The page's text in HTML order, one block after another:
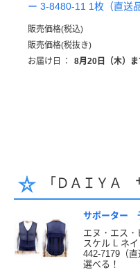
ー 3-8480-11 1枚（直送品
販売価格(税込)
販売価格(税抜き)
お届け日
： 8月20日（木）ま
「ＤＡＩＹＡ
サポーター
エヌ・エス・
スケル L ネ
442-7179（
選べる！